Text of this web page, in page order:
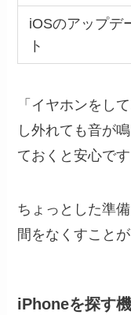
iOSのアップデ
ト
「イヤホンをし
し外れても音が
ておくと安心です
ちょっとした準
間をなくすことが
iPhoneを探す